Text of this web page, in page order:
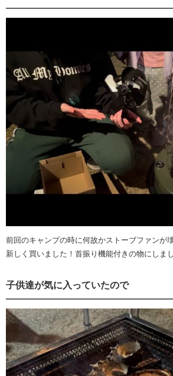
前回のキャンプの時に何故かストーブファンが
新しく買いました！首振り機能付きの物にしま
子供達が気に入っていたので